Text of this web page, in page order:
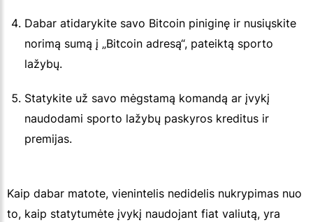
Dabar atidarykite savo Bitcoin piniginę ir nusiųskite
norimą sumą į „Bitcoin adresą“, pateiktą sporto
lažybų.
Statykite už savo mėgstamą komandą ar įvykį
naudodami sporto lažybų paskyros kreditus ir
premijas.
Kaip dabar matote, vienintelis nedidelis nukrypimas nuo
to, kaip statytumėte įvykį naudojant fiat valiutą, yra